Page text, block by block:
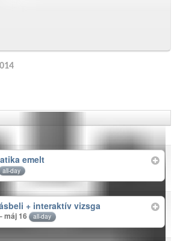
emelt
all-day
+ interaktív vizsga
máj 16 all-day